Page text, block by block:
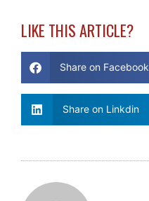
LIKE THIS ARTICLE?
Share on Facebook
Share on Linkdin